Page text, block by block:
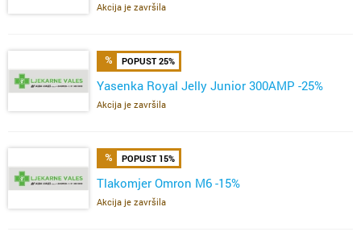
Akcija je završila
POPUST 25%
Yasenka Royal Jelly Junior 300AMP -25%
Akcija je završila
POPUST 15%
Tlakomjer Omron M6 -15%
Akcija je završila